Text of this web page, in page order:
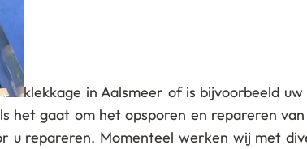
klekkage in Aalsmeer of is bijvoorbeeld
het gaat om het opsporen en repareren
u repareren. Momenteel werken wij met